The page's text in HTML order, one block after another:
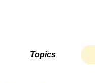
Topics